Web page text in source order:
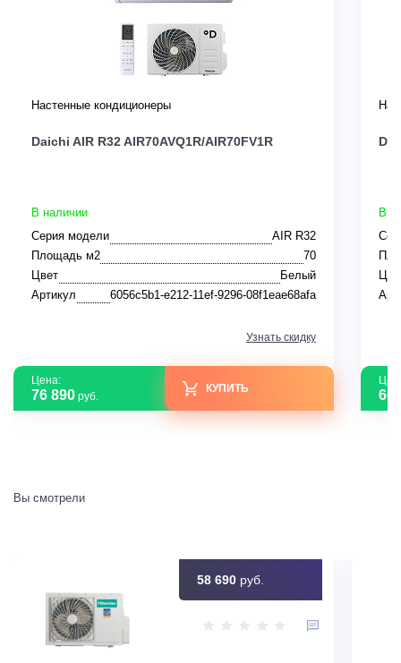
Настенные кондиционеры
Daichi AIR R32 AIR70AVQ1R/AIR70FV1R
В наличии
Серия модели
AIR R32
Площадь м2
70
Цвет
Белый
Артикул
6056c5b1-e212-11ef-9296-08f1eae68afa
Узнать скидку
Цена:
76 890 руб.
КУПИТЬ
В
60
Вы смотрели
58 690 руб.